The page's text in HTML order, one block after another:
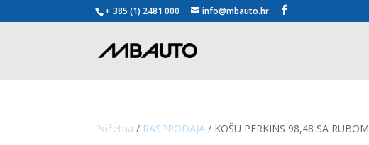
+ 385 (1) 2481 000 info@mbauto.hr
Početna / RASPRODAJA / KOŠU PERKINS 98,48 SA RUBOM